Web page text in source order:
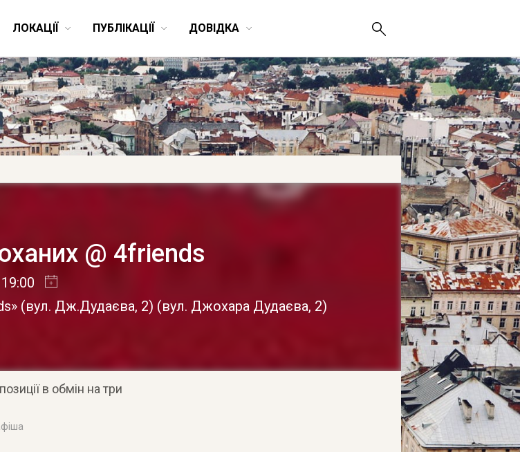
ЛОКАЦІЇ ПУБЛІКАЦІЇ ДОВІДКА
@ 4friends
(вул. Дж.Дудаєва, 2) (вул. Джохара Дудаєва, 2)
в обмін на три